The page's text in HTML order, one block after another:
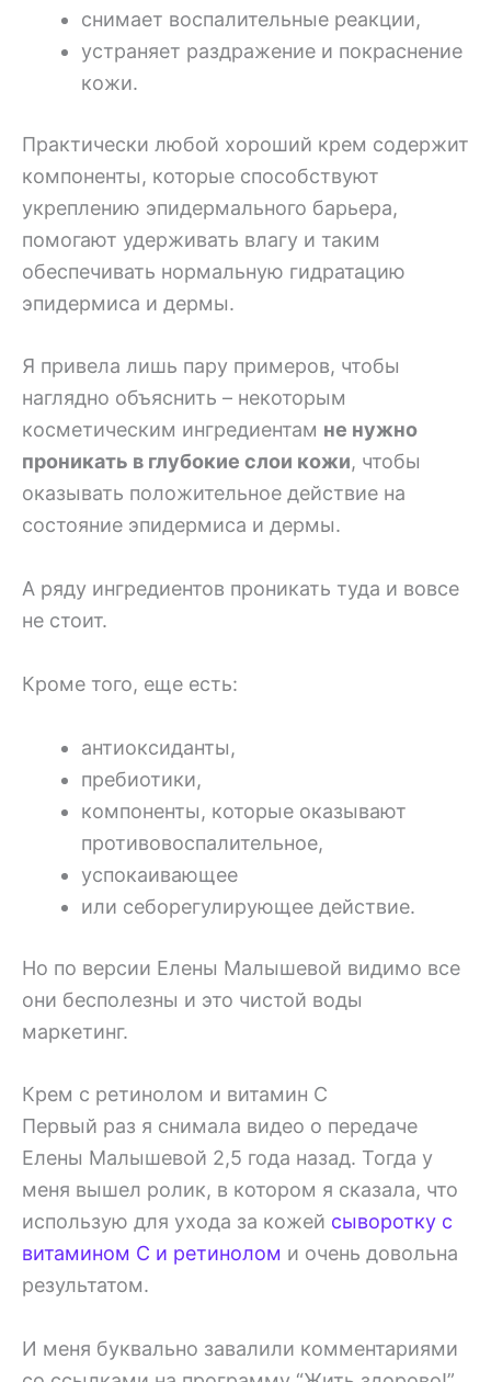
снимает воспалительные реакции,
устраняет раздражение и покраснение
кожи.
Практически любой хороший крем содержит
компоненты, которые способствуют
укреплению эпидермального барьера,
помогают удерживать влагу и таким
обеспечивать нормальную гидратацию
эпидермиса и дермы.
Я привела лишь пару примеров, чтобы
наглядно объяснить – некоторым
косметическим ингредиентам не нужно
проникать в глубокие слои кожи, чтобы
оказывать положительное действие на
состояние эпидермиса и дермы.
А ряду ингредиентов проникать туда и вовсе
не стоит.
Кроме того, еще есть:
антиоксиданты,
пребиотики,
компоненты, которые оказывают
противовоспалительное,
успокаивающее
или себорегулирующее действие.
Но по версии Елены Малышевой видимо все
они бесполезны и это чистой воды
маркетинг.
Крем с ретинолом и витамин С
Первый раз я снимала видео о передаче
Елены Малышевой 2,5 года назад. Тогда у
меня вышел ролик, в котором я сказала, что
использую для ухода за кожей сыворотку с
витамином С и ретинолом и очень довольна
результатом.
И меня буквально завалили комментариями